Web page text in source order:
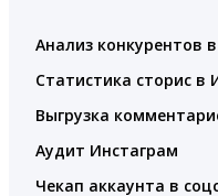
Анализ конкурентов
Статистика сторис в
Выгрузка
Аудит Инстаграм
Чекап аккаунта в